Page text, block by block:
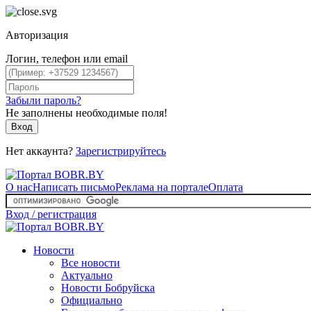
Авторизация
Логин, телефон или email
Забыли пароль?
Не заполнены необходимые поля!
Вход
Нет аккаунта? Зарегистрируйтесь
О насНаписать письмоРеклама на порталеОплата
Вход / регистрация
Новости
Все новости
Актуально
Новости Бобруйска
Официально